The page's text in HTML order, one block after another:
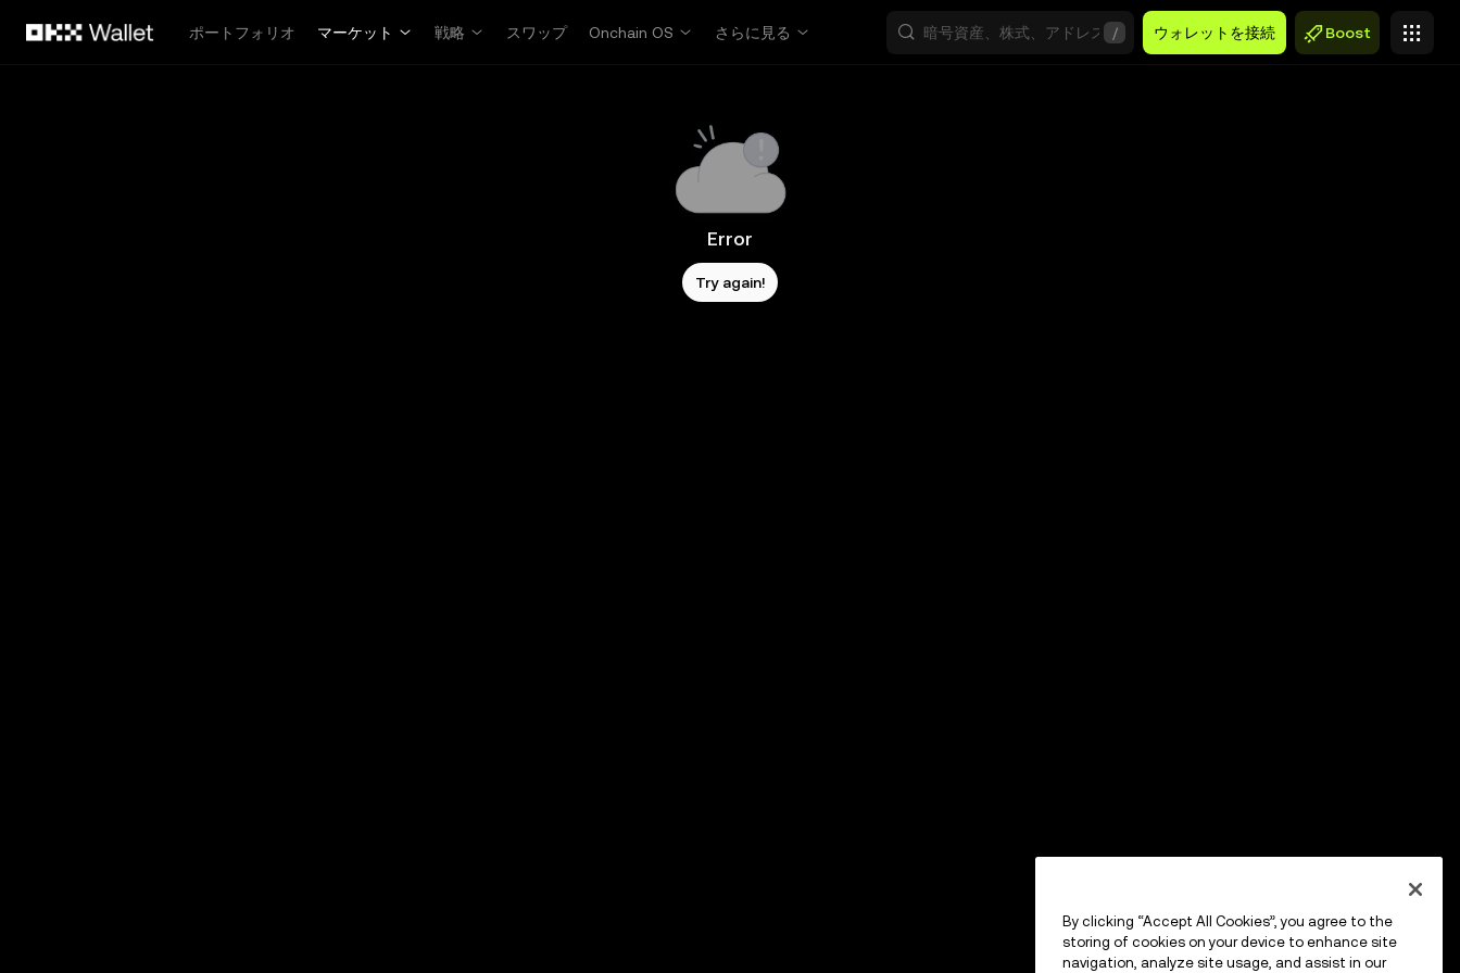
ポートフォリオ
マーケット 戦略 スワップ Onchain OS さらに見る / ウォレットを接続 Boost
Error
Try again!
By clicking “Accept All Cookies”, you agree to the
storing of cookies on your device to enhance site
navigation, analyze site usage, and assist in our